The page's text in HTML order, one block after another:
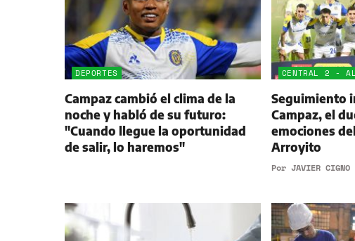
DEPORTES
Campaz cambió el clima de la
noche y habló de su futuro:
"Cuando llegue la oportunidad
de salir, lo haremos"
CENTRAL 2 -
Seguimiento
Campaz, el
emociones
Arroyito
Por JAVIER CIGNO